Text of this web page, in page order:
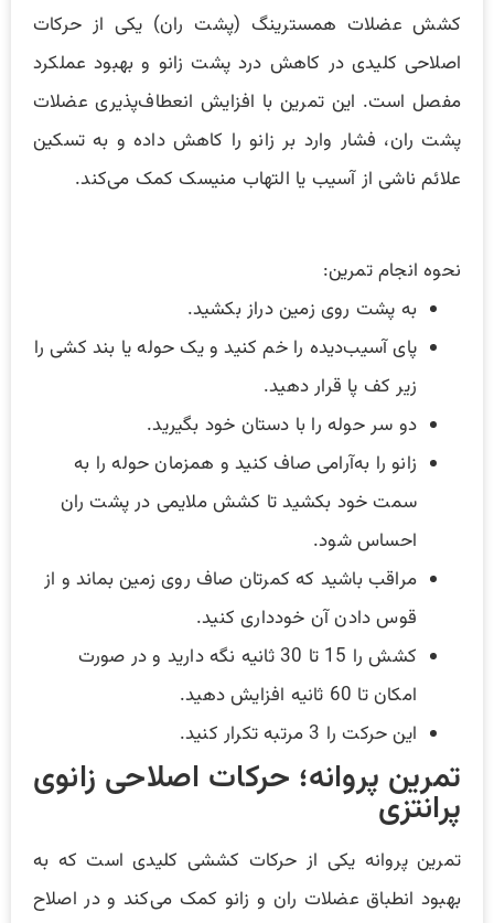
کشش عضلات همسترینگ (پشت ران) یکی از حرکات
اصلاحی کلیدی در کاهش درد پشت زانو و بهبود عملکرد
مفصل است. این تمرین با افزایش انعطاف‌پذیری عضلات
پشت ران، فشار وارد بر زانو را کاهش داده و به تسکین
علائم ناشی از آسیب یا التهاب منیسک کمک می‌کند.
نحوه انجام تمرین:
به پشت روی زمین دراز بکشید.
پای آسیب‌دیده را خم کنید و یک حوله یا بند کشی را
زیر کف پا قرار دهید.
دو سر حوله را با دستان خود بگیرید.
زانو را به‌آرامی صاف کنید و همزمان حوله را به
سمت خود بکشید تا کشش ملایمی در پشت ران
احساس شود.
مراقب باشید که کمرتان صاف روی زمین بماند و از
قوس دادن آن خودداری کنید.
کشش را 15 تا 30 ثانیه نگه دارید و در صورت
امکان تا 60 ثانیه افزایش دهید.
این حرکت را 3 مرتبه تکرار کنید.
تمرین پروانه؛ حرکات اصلاحی زانوی
پرانتزی
تمرین پروانه یکی از حرکات کششی کلیدی است که به
بهبود انطباق عضلات ران و زانو کمک می‌کند و در اصلاح